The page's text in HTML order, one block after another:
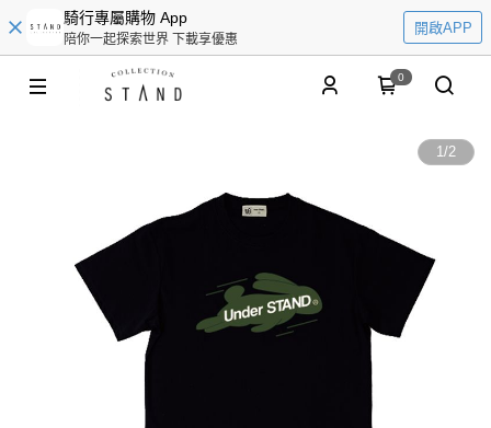
騎行專屬購物 App
陪你一起探索世界 下載享優惠
開啟APP
0
1/2